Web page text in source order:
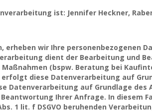
ist: Jennifer Heckner,
wir Ihre personenbezogenen
dient der Bearbeitung und
(bspw. Beratung bei
diese Datenverarbeitung auf
auf Grundlage des
Ihrer Anfrage. In diesem
1 lit. f DSGVO beruhenden